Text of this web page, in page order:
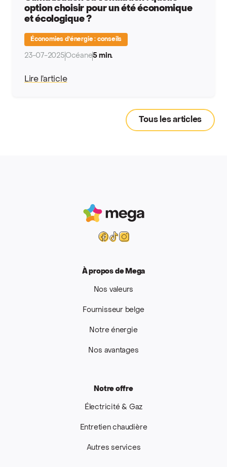
option choisir pour un été économique
et écologique ?
Économies d'énergie : conseils
23-07-2025Océane5 min.
Lire l’article
Tous les articles
Mega
Facebook
Tiktok
Instagram
À propos de Mega
Nos valeurs
Fournisseur belge
Notre énergie
Nos avantages
Notre offre
Électricité & Gaz
Entretien chaudière
Autres services